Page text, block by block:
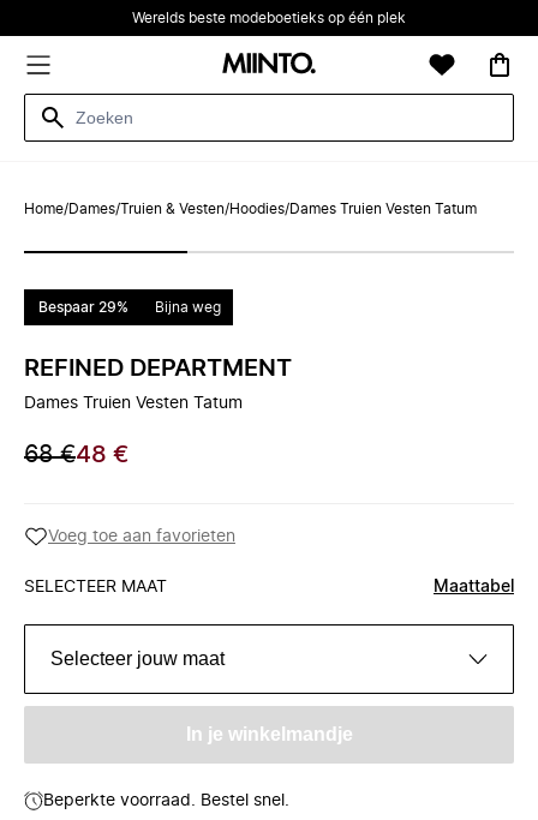
Werelds beste modeboetieks op één plek
Home/Dames/Truien & Vesten/Hoodies/Dames Truien Vesten Tatum
Bespaar 29% Bijna weg
REFINED DEPARTMENT
Dames Truien Vesten Tatum
68 €48 €
Voeg toe aan favorieten
SELECTEER MAAT Maattabel
Selecteer jouw maat
In je winkelmandje
Beperkte voorraad. Bestel snel.